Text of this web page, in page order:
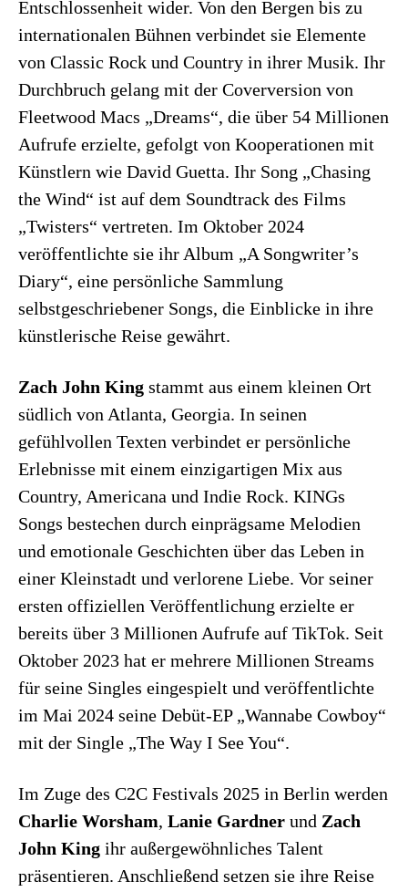
Entschlossenheit wider. Von den Bergen bis zu
internationalen Bühnen verbindet sie Elemente
von Classic Rock und Country in ihrer Musik. Ihr
Durchbruch gelang mit der Coverversion von
Fleetwood Macs „Dreams“, die über 54 Millionen
Aufrufe erzielte, gefolgt von Kooperationen mit
Künstlern wie David Guetta. Ihr Song „Chasing
the Wind“ ist auf dem Soundtrack des Films
„Twisters“ vertreten. Im Oktober 2024
veröffentlichte sie ihr Album „A Songwriter’s
Diary“, eine persönliche Sammlung
selbstgeschriebener Songs, die Einblicke in ihre
künstlerische Reise gewährt.
Zach John King stammt aus einem kleinen Ort
südlich von Atlanta, Georgia. In seinen
gefühlvollen Texten verbindet er persönliche
Erlebnisse mit einem einzigartigen Mix aus
Country, Americana und Indie Rock. KINGs
Songs bestechen durch einprägsame Melodien
und emotionale Geschichten über das Leben in
einer Kleinstadt und verlorene Liebe. Vor seiner
ersten offiziellen Veröffentlichung erzielte er
bereits über 3 Millionen Aufrufe auf TikTok. Seit
Oktober 2023 hat er mehrere Millionen Streams
für seine Singles eingespielt und veröffentlichte
im Mai 2024 seine Debüt-EP „Wannabe Cowboy“
mit der Single „The Way I See You“.
Im Zuge des C2C Festivals 2025 in Berlin werden
Charlie Worsham, Lanie Gardner und Zach
John King ihr außergewöhnliches Talent
präsentieren. Anschließend setzen sie ihre Reise